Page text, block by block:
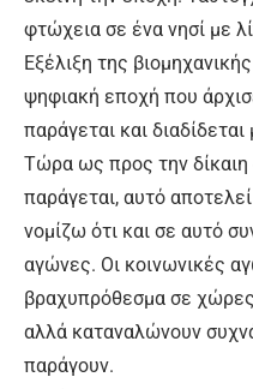
φτώχεια σε ένα νησί με
Εξέλιξη της
ψηφιακή εποχή που
παράγεται και
Τώρα ως προς την
παράγεται, αυτό
νομίζω ότι και σε αυτό
αγώνες. Οι κοινωνικές
βραχυπρόθεσμα σε
αλλά καταναλώνουν
παράγουν.